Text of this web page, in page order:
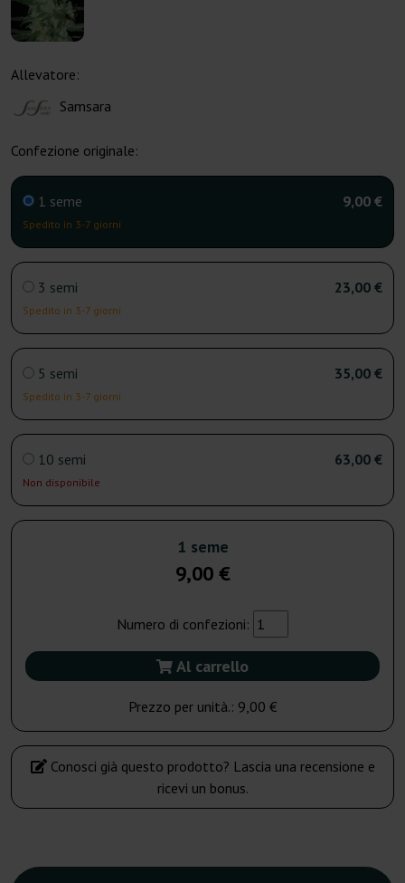
Allevatore:
Samsara
Confezione originale:
1 seme
Spedito in 3-7 giorni
9,00 €
3 semi
Spedito in 3-7 giorni
23,00 €
5 semi
Spedito in 3-7 giorni
35,00 €
10 semi
Non disponibile
63,00 €
1 seme
9,00 €
Numero di confezioni:
Al carrello
Prezzo per unità.: 9,00 €
Conosci già questo prodotto? Lascia una recensione e
ricevi un bonus.